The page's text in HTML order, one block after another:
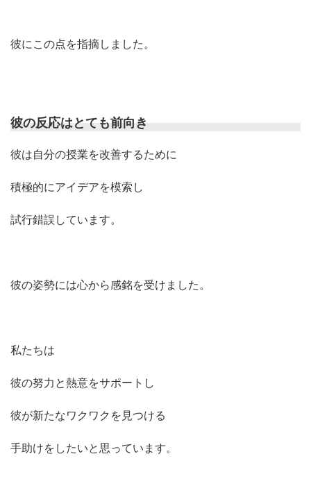
彼にこの点を指摘しました。
彼の反応はとても前向き
彼は自分の授業を改善するために
積極的にアイデアを模索し
試行錯誤しています。
彼の姿勢には心から感銘を受けました。
私たちは
彼の努力と熱意をサポートし
彼が新たなワクワクを見つける
手助けをしたいと思っています。